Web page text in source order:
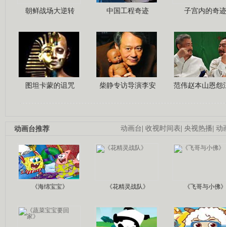
朝鲜战场大逆转 中国工程奇迹 子宫内的奇迹
图坦卡蒙的诅咒 柴静专访导演李安 范伟赵本山恩怨
动画台 收视时间表 央视热播 动
动画台推荐
《海绵宝宝》 《花精灵战队》 《飞哥与小佛》